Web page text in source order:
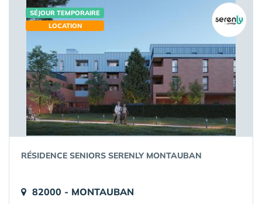
SÉJOUR TEMPORAIRE
LOCATION
RÉSIDENCE SENIORS SERENLY MONTAUBAN
82000 - MONTAUBAN